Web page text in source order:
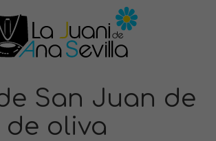
San Juan de
de oliva